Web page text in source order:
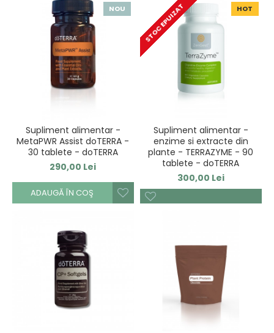
NOU
Supliment alimentar -
MetaPWR Assist doTERRA -
30 tablete - doTERRA
290,00 Lei
ADAUGĂ ÎN COŞ
HOT
STOC EPUIZAT
Supliment alimentar -
enzime si extracte din
plante - TERRAZYME - 90
tablete - doTERRA
300,00 Lei